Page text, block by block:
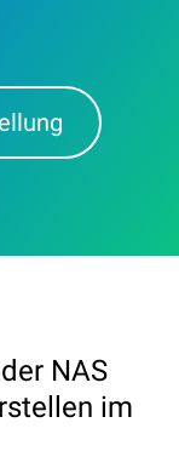
NAS
im